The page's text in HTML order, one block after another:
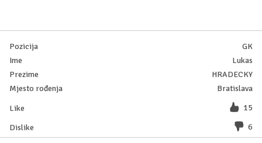
GK
Lukas
HRADECKY
Bratislava
15
6